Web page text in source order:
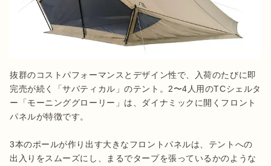
抜群のコストパフォーマンスとデザイン性で、入荷のたびに即
完売が続く「サバティカル」のテント。2〜4人用のTCシェルタ
ー「モーニンググローリー」は、ダイナミックに開くフロント
パネルが特徴です。
3本のポールが作り出す大きなフロントパネルは、テントへの
出入りをスムーズにし、まるでタープを張っているかのような